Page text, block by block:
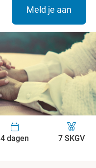
Meld je aan
4 dagen 7 SKGV